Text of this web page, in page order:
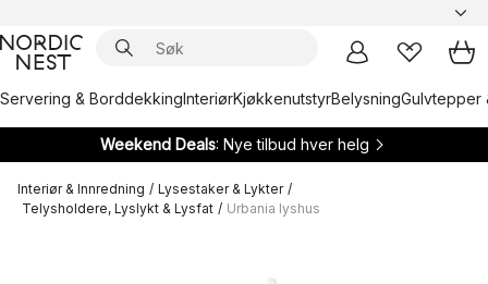
Servering & BorddekkingInteriørKjøkkenutstyrBelysningGulvtepper
Weekend Deals: Nye tilbud hver helg
Interiør & Innredning / Lysestaker & Lykter /
Telysholdere, Lyslykt & Lysfat / Urbania lyshus